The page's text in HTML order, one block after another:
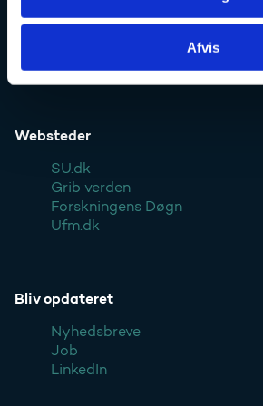
Afvis
Websteder
SU.dk
Grib verden
Forskningens Døgn
Ufm.dk
Bliv opdateret
Nyhedsbreve
Job
LinkedIn